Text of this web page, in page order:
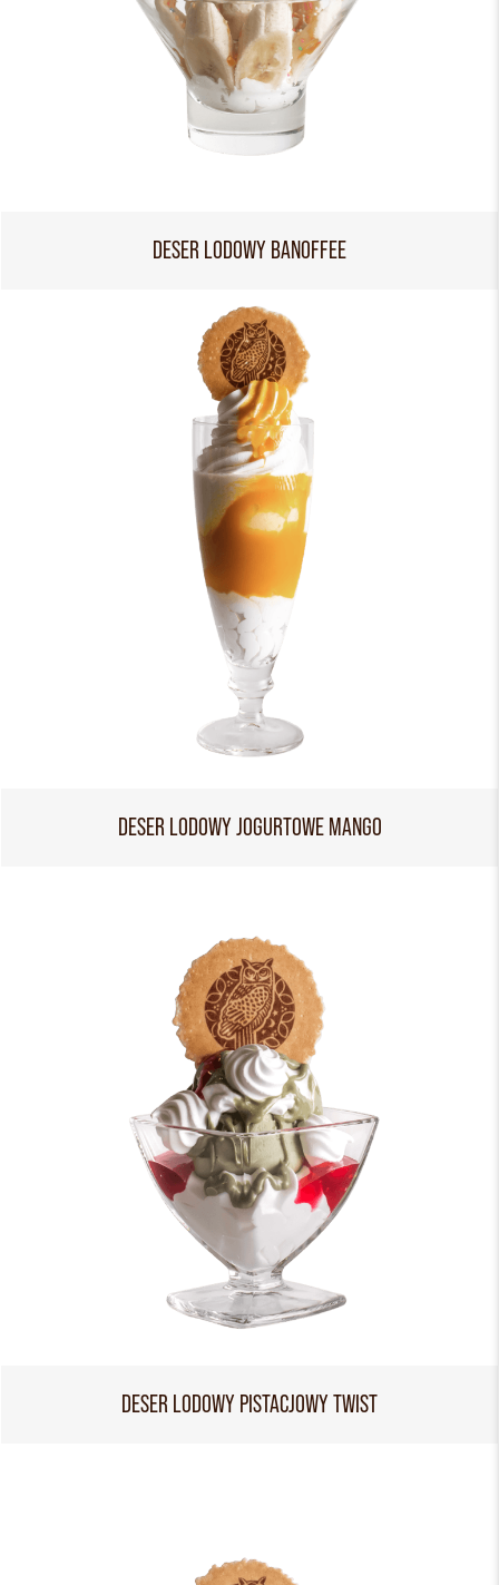
DESER LODOWY BANOFFEE
DESER LODOWY JOGURTOWE MANGO
DESER LODOWY PISTACJOWY TWIST